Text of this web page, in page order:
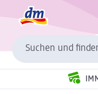
Suchen und